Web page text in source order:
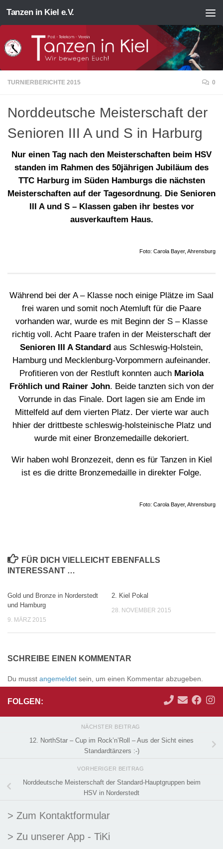
Zum Inhalt springen
Tanzen in Kiel e.V.
TURNIERBERICHTE 2015 0
Norddeutsche Meisterschaft der
Senioren III A und S in Harburg
Nur einen Tag nach den Meisterschaften beim HSV
standen im Rahmen des 50jährigen Jubiläum des
TTC Harburg im Süden Hamburgs die nächsten
Meisterschaften auf der Tagesordnung. Die Senioren
III A und S – Klassen gaben ihr bestes vor
ausverkauftem Haus.
Foto: Carola Bayer, Ahrensburg
Während bei der A – Klasse noch einige Plätze im Saal
frei waren und somit noch Atemluft für die Paare
vorhanden war, wurde es mit Beginn der S – Klasse
richtig voll. Acht Paare trafen in der Meisterschaft der
Senioren III A Standard aus Schleswig-Holstein,
Hamburg und Mecklenburg-Vorpommern aufeinander.
Profitieren von der Restluft konnten auch Mariola
Fröhlich und Rainer John. Beide tanzten sich von der
Vorrunde in das Finale. Dort lagen sie am Ende im
Mittelfeld auf dem vierten Platz. Der vierte war auch
hhier der drittbeste schleswig-holsteinische Platz und
wurde mit einer Bronzemedaille dekoriert.
Wir haben wohl Bronzezeit, denn es für Tanzen in Kiel
ist es die dritte Bronzemedaille in direkter Folge.
Foto: Carola Bayer, Ahrensburg
FÜR DICH VIELLEICHT EBENFALLS
INTERESSANT …
Gold und Bronze in Norderstedt
und Hamburg
9. MÄRZ 2015
2. Kiel Pokal
28. NOVEMBER 2015
SCHREIBE EINEN KOMMENTAR
Du musst angemeldet sein, um einen Kommentar abzugeben.
FOLGEN:
NÄCHSTER BEITRAG
12. NorthStar – Cup im Rock’n’Roll – Aus der Sicht eines
Standardtänzers :-)
VORHERIGER BEITRAG
Norddeutsche Meisterschaft der Standard-Hauptgruppen beim
HSV in Norderstedt
> Zum Kontaktformular
> Zu unserer App - TiKi